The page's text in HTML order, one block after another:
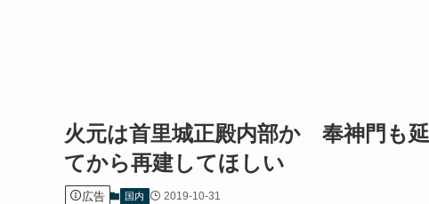
火元は首里城正殿内部か 奉神門も
てから再建してほしい
広告 国内 2019-10-31